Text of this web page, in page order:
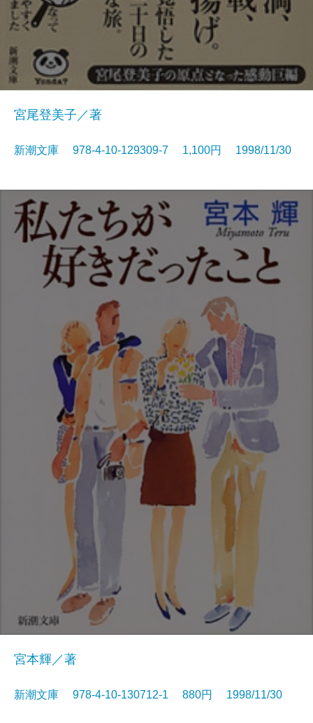
宮尾登美子／著
新潮文庫 978-4-10-129309-7 1,100円 1998/11/30
宮本輝／著
新潮文庫 978-4-10-130712-1 880円 1998/11/30